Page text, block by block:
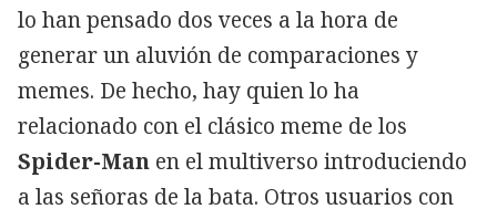
lo han pensado dos veces a la hora de
generar un aluvión de comparaciones y
memes. De hecho, hay quien lo ha
relacionado con el clásico meme de los
Spider-Man en el multiverso introduciendo
a las señoras de la bata. Otros usuarios con